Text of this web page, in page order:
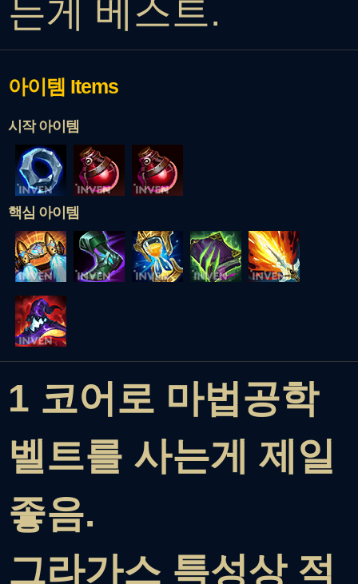
는게 베스트.
아이템 Items
시작 아이템
핵심 아이템
1 코어로 마법공학
벨트를 사는게 제일
좋음.
그라가스 특성상 적